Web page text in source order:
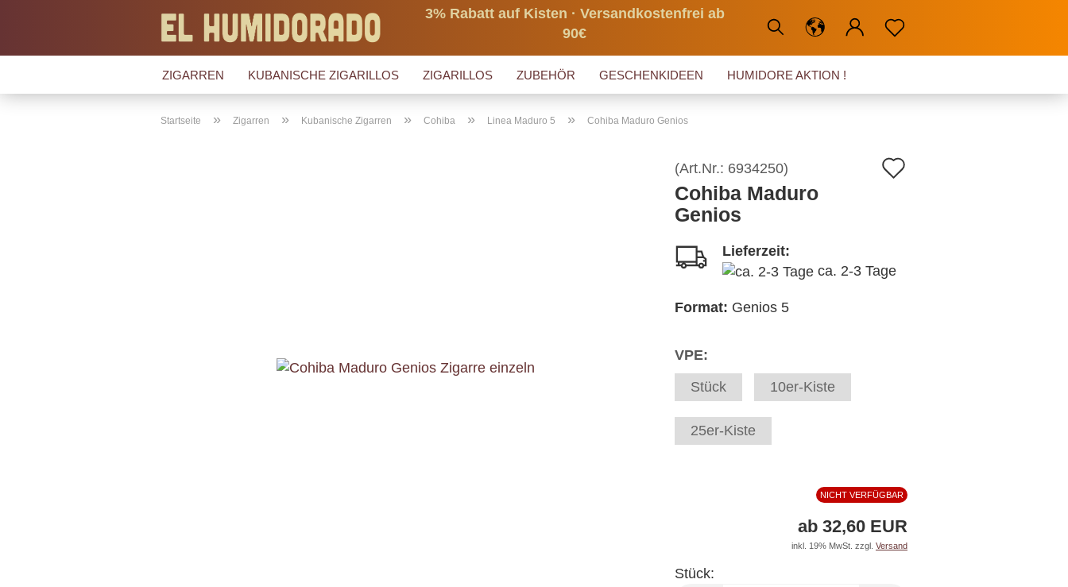
3% Rabatt auf Kisten · Versandkostenfrei ab
90€
ZIGARREN KUBANISCHE ZIGARILLOS ZIGARILLOS ZUBEHÖR GESCHENKIDEEN HUMIDORE AKTION !
Startseite » Zigarren » Kubanische Zigarren » Cohiba » Linea Maduro 5 » Cohiba Maduro Genios
(Art.Nr.: 6934250)
Cohiba Maduro
Genios
Lieferzeit:
ca. 2-3 Tage
Format: Genios 5
VPE:
Stück
10er-Kiste
25er-Kiste
NICHT VERFÜGBAR
ab 32,60 EUR
inkl. 19% MwSt. zzgl. Versand
Stück: